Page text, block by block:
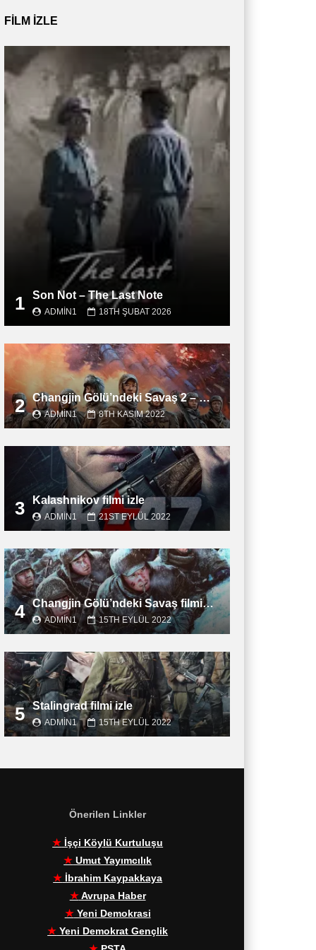
FILM IZLE
1 Son Not – The Last Note
ADMIN1 18TH ŞUBAT 2026
2 Changjin Gölü’ndeki Savaş 2 – Water Gate Bridge filmini izle
ADMIN1 8TH KASIM 2022
3 Kalashnikov filmi izle
ADMIN1 21ST EYLÜL 2022
4 Changjin Gölü’ndeki Savaş filmini izle
ADMIN1 15TH EYLÜL 2022
5 Stalingrad filmi izle
ADMIN1 15TH EYLÜL 2022
Önerilen Linkler
★ İşçi Köylü Kurtuluşu
★ Umut Yayımcılık
★ İbrahim Kaypakkaya
★Avrupa Haber
★Yeni Demokrasi
★ Yeni Demokrat Gençlik